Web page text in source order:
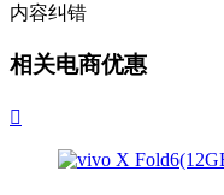
内容纠错
相关电商优惠
